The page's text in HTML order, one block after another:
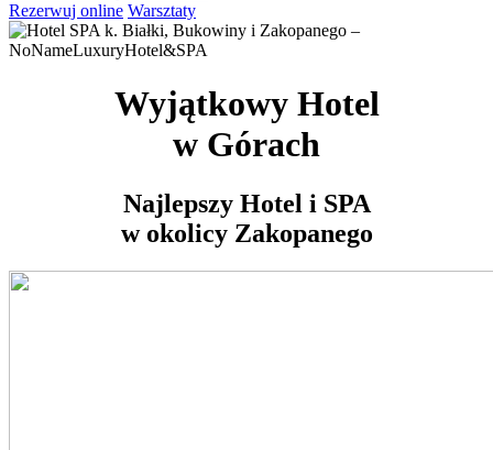
Rezerwuj online Warsztaty
Wyjątkowy Hotel
w Górach
Najlepszy Hotel i SPA
w okolicy Zakopanego